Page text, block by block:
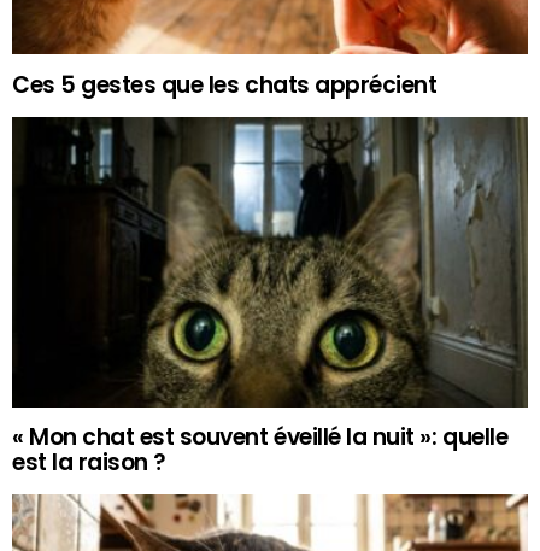
Ces 5 gestes que les chats apprécient
« Mon chat est souvent éveillé la nuit »: quelle
est la raison ?